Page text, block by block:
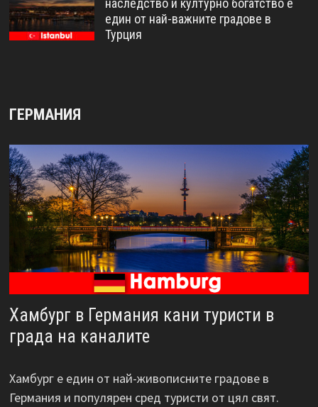
един от най-важните градове в
Турция
ГЕРМАНИЯ
Хамбург в Германия кани туристи в
града на каналите
Хамбург е един от най-живописните градове в
Германия и популярен сред туристи от цял ​​свят.